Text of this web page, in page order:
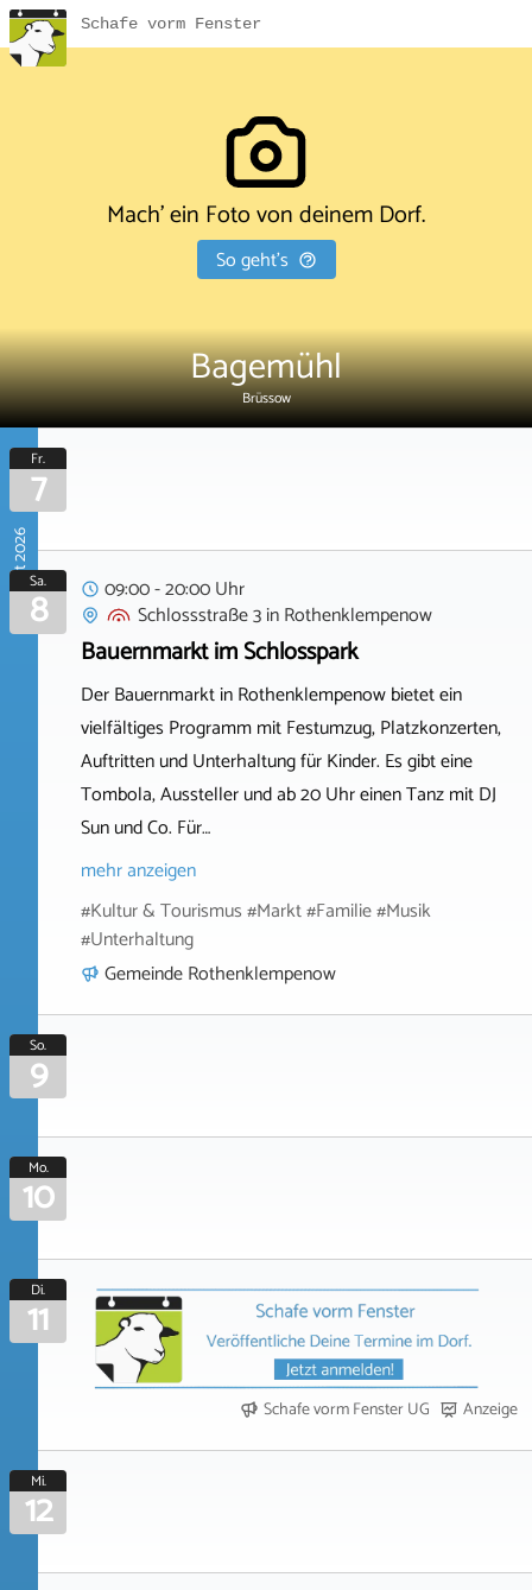
Schafe vorm Fenster
Mach' ein Foto von deinem Dorf.
So geht's
Bagemühl
Brüssow
August 2026
Fr.
7
Sa.
8
09:00 - 20:00 Uhr
Schlossstraße 3inRothenklempenow
Bauernmarkt im Schlosspark
Der Bauernmarkt in Rothenklempenow bietet ein
vielfältiges Programm mit Festumzug, Platzkonzerten,
Auftritten und Unterhaltung für Kinder. Es gibt eine
Tombola, Aussteller und ab 20 Uhr einen Tanz mit DJ
Sun und Co. Für…
mehr anzeigen
#Kultur & Tourismus #Markt #Familie #Musik
#Unterhaltung
Gemeinde Rothenklempenow
So.
9
Mo.
10
Di.
11
Schafe vorm Fenster UG Anzeige
Mi.
12